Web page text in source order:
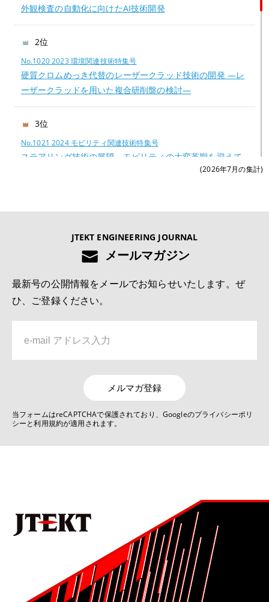
外観検査の自動化に向けたAI技術開発
2位
No.1020 2023 環境関連技術特集号
硬質クロムめっき代替のレーザークラッド技術の開発 —レ
ーザークラッドを用いた複合研削盤の検討—
3位
No.1021 2024 モビリティ関連技術特集号
ステアリング技術の展望―モビリティの大変革期を迎えて
切削工具の異常検知および寿命予測システムの開発
No.1022 2025 モノづくりとモノづくり設備を支える技術特集号
深溝玉軸受用樹脂保持器の疲労強度解析技術
6位
No.1019 2022 自動車関連技術特集号
No.1022 2025 モノづくりとモノづくり設備を支える技術特集号
ステアバイワイヤを用いた非線形ヨーレート応答制御
No.1022 2025 モノづくりとモノづくり設備を支える技術特集号
ラックパラレルタイプ電動パワーステアリング（RP-EPS）
用ボールねじの量産転造装置の開発
(2026年7月の集計)
JTEKT ENGINEERING JOURNAL
メールマガジン
最新号の公開情報をメールでお知らせいたします。ぜ
ひ、ご登録ください。
メルマガ登録
当フォームはreCAPTCHAで保護されており、Googleのプライバシーポリ
シーと利用規約が適用されます。